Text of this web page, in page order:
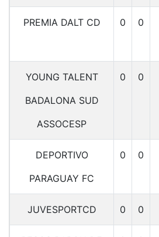
PREMIA DALT CD 0 0
YOUNG TALENT
BADALONA SUD
ASSOCESP
0 0
DEPORTIVO
PARAGUAY FC
0 0
JUVESPORTCD 0 0